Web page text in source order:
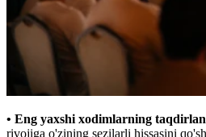
• Eng yaxshi xodimlarning
rivojiga o'zining sezilarli hissasini